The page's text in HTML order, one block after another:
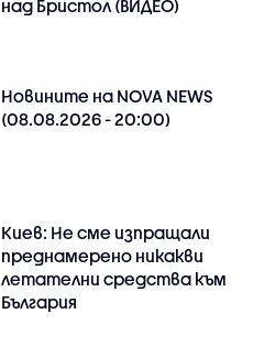
над Бристол (ВИДЕО)
Новините на NOVA NEWS
(08.08.2026 - 20:00)
Киев: Не сме изпращали
преднамерено никакви
летателни средства към
България